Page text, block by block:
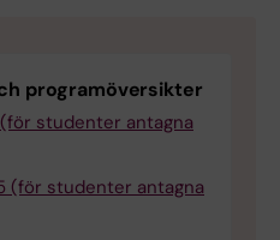
programöversikter
(för studenter antagna
(för studenter antagna